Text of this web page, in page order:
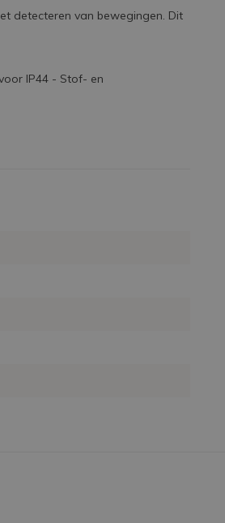
detecteren van bewegingen. Dit
IP44 - Stof- en